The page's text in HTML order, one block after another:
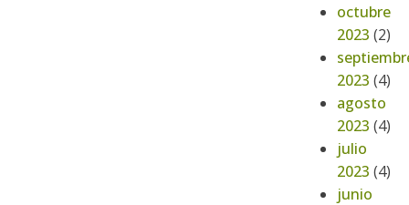
octubre
2023 (2)
2023 (4)
agosto
2023 (4)
julio
2023 (4)
junio